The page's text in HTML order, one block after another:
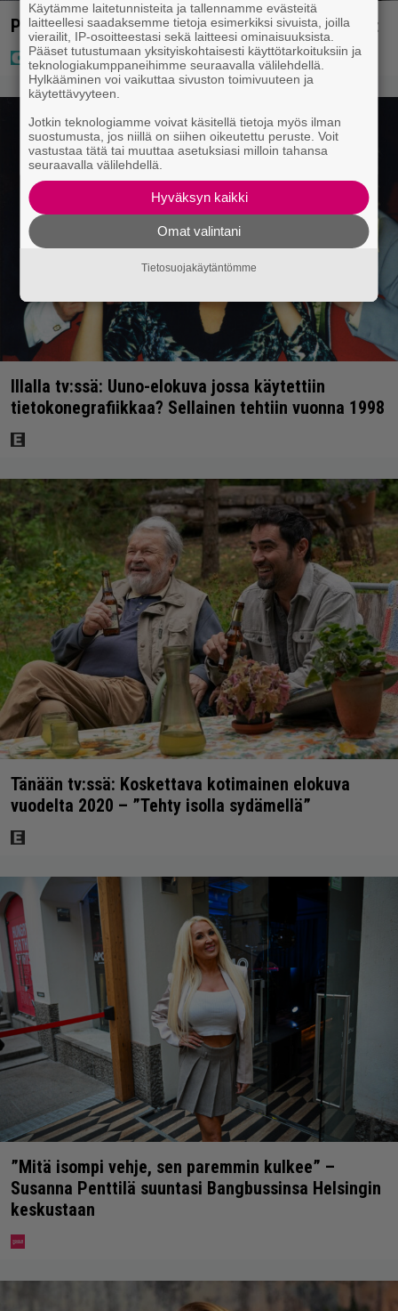
Paraisilla surullinen löytö – poliisi aloitti tutkinnat
Illalla tv:ssä: Uuno-elokuva jossa käytettiin
tietokonegrafiikkaa? Sellainen tehtiin vuonna 1998
Tänään tv:ssä: Koskettava kotimainen elokuva
vuodelta 2020 – ”Tehty isolla sydämellä”
”Mitä isompi vehje, sen paremmin kulkee” –
Susanna Penttilä suuntasi Bangbussinsa Helsingin
keskustaan
Käytämme laitetunnisteita ja tallennamme evästeitä
laitteellesi saadaksemme tietoja esimerkiksi sivuista, joilla
vierailit, IP-osoitteestasi sekä laitteesi ominaisuuksista.
Pääset tutustumaan yksityiskohtaisesti käyttötarkoituksiin ja
teknologiakumppaneihimme seuraavalla välilehdellä.
Hylkääminen voi vaikuttaa sivuston toimivuuteen ja
käytettävyyteen.
Jotkin teknologiamme voivat käsitellä tietoja myös ilman
suostumusta, jos niillä on siihen oikeutettu peruste. Voit
vastustaa tätä tai muuttaa asetuksiasi milloin tahansa
seuraavalla välilehdellä.
Hyväksyn kaikki
Omat valintani
Tietosuojakäytäntömme